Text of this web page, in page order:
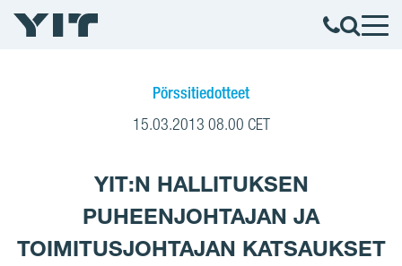
Pörssitiedotteet
15.03.2013 08.00 CET
YIT:N HALLITUKSEN
PUHEENJOHTAJAN JA
TOIMITUSJOHTAJAN KATSAUKSET